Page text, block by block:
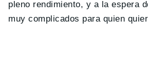
pleno rendimiento, y a la espera
muy complicados para quien